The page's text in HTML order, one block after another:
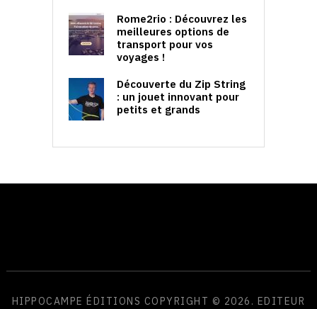
Rome2rio : Découvrez les
meilleures options de
transport pour vos
voyages !
Découverte du Zip String
: un jouet innovant pour
petits et grands
HIPPOCAMPE ÉDITIONS COPYRIGHT © 2026. EDITEUR